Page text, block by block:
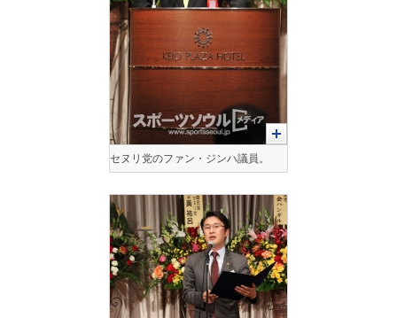
セヌリ党のファン・ジンハ議員。